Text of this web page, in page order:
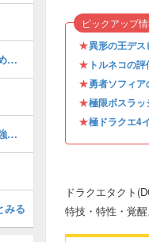
★異形の王デ
★ トルネコの評
★勇者ソフィア
★極限ボスラ
★極ドラクエ4
ピックアップ
ドラクエタクト
特技・特性・覚
最強パーティーランキング｜おすすめ編成は？
監修者ナルチャンネルが決める！最強キャラランキング
みる